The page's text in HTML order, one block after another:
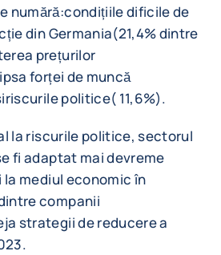
numără:condițiile dificile de
din Germania(21,4% dintre
prețurilor
forței de muncă
politice( 11,6%).
la riscurile politice, sectorul
fi adaptat mai devreme
mediul economic în
companii
strategii de reducere a